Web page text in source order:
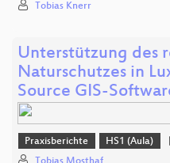
Tobias Knerr
Unterstützung des
Naturschutzes in
Source GIS-
Praxisberichte HS1 (Aula)